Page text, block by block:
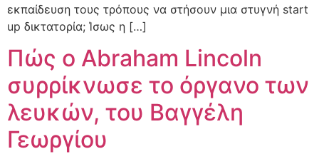
εκπαίδευση τους τρόπους να στήσουν μια στυγνή start
up δικτατορία; Ίσως η […]
Πώς ο Abraham Lincoln
συρρίκνωσε το όργανο των
λευκών, του Βαγγέλη
Γεωργίου